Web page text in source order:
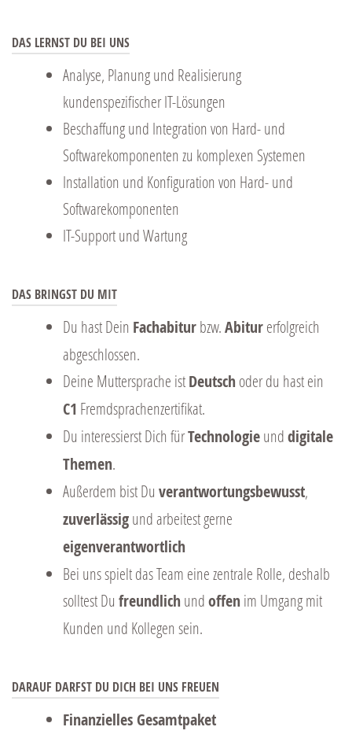
DAS LERNST DU BEI UNS
Analyse, Planung und Realisierung
kundenspezifischer IT-Lösungen
Beschaffung und Integration von Hard- und
Softwarekomponenten zu komplexen Systemen
Installation und Konfiguration von Hard- und
Softwarekomponenten
IT-Support und Wartung
DAS BRINGST DU MIT
Du hast Dein Fachabiturbzw.Abiturerfolgreich
abgeschlossen.
Deine Muttersprache istDeutschoder du hast ein
C1 Fremdsprachenzertifikat.
Du interessierst Dich fürTechnologieunddigitale
Themen.
Außerdem bist Du verantwortungsbewusst,
zuverlässigund arbeitest gerne
eigenverantwortlich
Bei uns spielt das Team eine zentrale Rolle, deshalb
solltest Du freundlichundoffenim Umgang mit
Kunden und Kollegen sein.
DARAUF DARFST DU DICH BEI UNS FREUEN
Finanzielles Gesamtpaket